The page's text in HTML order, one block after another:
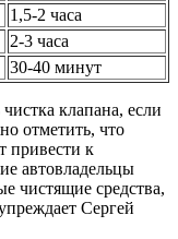
1,5-2 часа
2-3 часа
30-40 минут
клапана, если
отметить, что
привести к
автовладельцы
чистящие средства,
Сергей